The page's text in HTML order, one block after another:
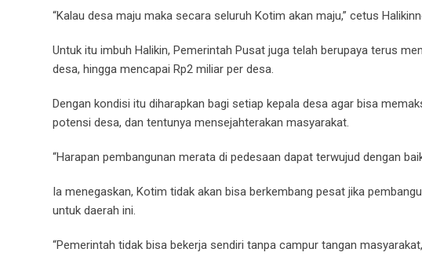
“Kalau desa maju maka secara seluruh Kotim akan maju,” cetus
Untuk itu imbuh Halikin, Pemerintah Pusat juga telah berupaya terus
desa, hingga mencapai Rp2 miliar per desa.
Dengan kondisi itu diharapkan bagi setiap kepala desa agar bisa
potensi desa, dan tentunya mensejahterakan masyarakat.
“Harapan pembangunan merata di pedesaan dapat terwujud dengan
Ia menegaskan, Kotim tidak akan bisa berkembang pesat jika
untuk daerah ini.
“Pemerintah tidak bisa bekerja sendiri tanpa campur tangan